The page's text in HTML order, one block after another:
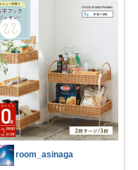
room_asinaga